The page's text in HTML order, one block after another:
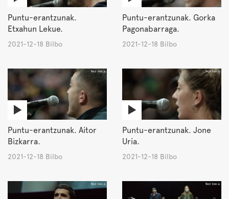
Puntu-erantzunak.
Etxahun Lekue.
2021-12-18 Bilbo
Puntu-erantzunak. Gorka
Pagonabarraga.
2021-12-18 Bilbo
Puntu-erantzunak. Aitor
Bizkarra.
2021-12-18 Bilbo
Puntu-erantzunak. Jone
Uria.
2021-12-18 Bilbo